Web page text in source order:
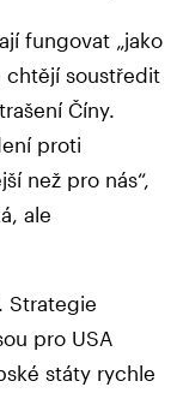
fungovat „jako
chtějí soustředit
Číny.
proti
než pro nás“,
ale
Strategie
pro USA
státy rychle